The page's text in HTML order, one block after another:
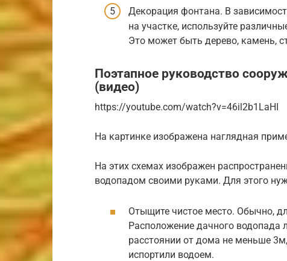
Декорация фонтана. В
на участке, используйте
Это может быть дерево, камень,
Поэтапное руководство
(видео)
https://youtube.com/watch?v=46il2b1LaHI
На картинке изображена наглядная
На этих схемах изображен
водопадом своими руками. Для этого
Отыщите чистое место. Обычно,
Расположение дачного водопада
расстоянии от дома не меньше
испортили водоем.